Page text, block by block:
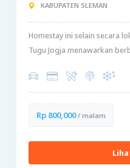
KABUPATEN SLEMAN
Homestay ini selain secara
Tugu Jogja menawarkan
Rp 800,000/ malam